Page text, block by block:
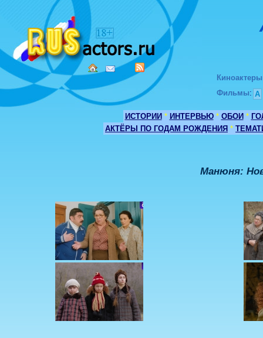
Киноактеры
Фильмы: А
ИСТОРИИ * ИНТЕРВЬЮ * ОБОИ *
АКТЁРЫ ПО ГОДАМ РОЖДЕНИЯ *
Манюня: